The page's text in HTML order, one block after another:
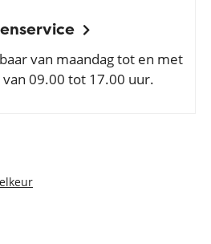
van maandag tot en met
09.00 tot 17.00 uur.